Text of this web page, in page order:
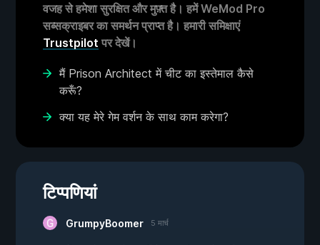
वजह से हमेशा सुरक्षित और मुफ़्त है। हमें WeMod Pro
सब्सक्राइबर का समर्थन प्राप्त है। हमारी समिक्षाएं
Trustpilot पर देखें।
मैं Prison Architect में चीट का इस्तेमाल कैसे
करूँ?
क्या यह मेरे गेम वर्शन के साथ काम करेगा?
टिप्पणियां
GrumpyBoomer 5 मार्च